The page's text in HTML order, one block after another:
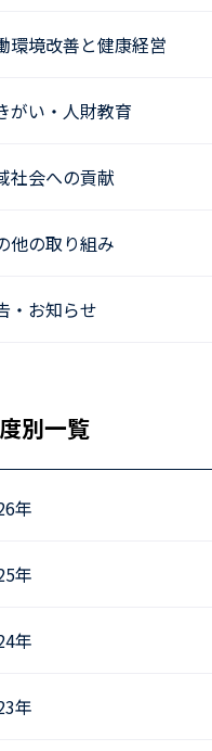
環境改善と健康経営
がい・人財教育
社会への貢献
他の取り組み
・お知らせ
別一覧
年
年
年
年